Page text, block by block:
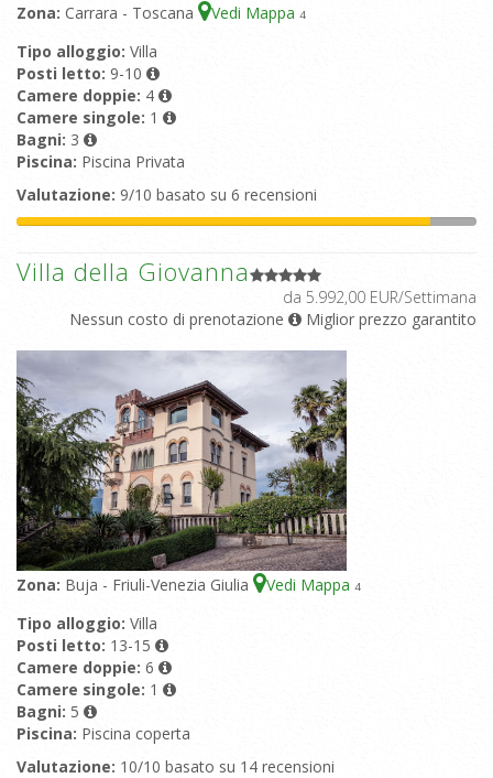
Zona: Carrara - Toscana Vedi Mappa 4
Tipo alloggio: Villa
Posti letto: 9-10
Camere doppie: 4
Camere singole: 1
Bagni: 3
Piscina: Piscina Privata
Valutazione: 9/10 basato su 6 recensioni
Villa della Giovanna
da 5.992,00 EUR/Settimana
Nessun costo di prenotazione
Miglior prezzo garantito
Zona: Buja - Friuli-Venezia Giulia Vedi Mappa 4
Tipo alloggio: Villa
Posti letto: 13-15
Camere doppie: 6
Camere singole: 1
Bagni: 5
Piscina: Piscina coperta
Valutazione: 10/10 basato su 14 recensioni